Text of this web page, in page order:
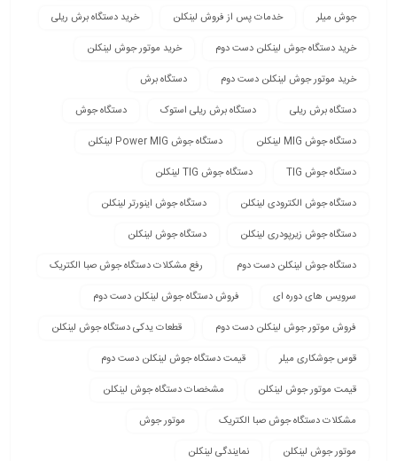
جوش میلر
خدمات پس از فروش لینکلن
خرید دستگاه برش ریلی
خرید دستگاه جوش لینکلن دست دوم
خرید موتور جوش لینکلن
خرید موتور جوش لینکلن دست دوم
دستگاه برش
دستگاه برش ریلی
دستگاه برش ریلی استوک
دستگاه جوش
دستگاه جوش MIG لینکلن
دستگاه جوش Power MIG لینکلن
دستگاه جوش TIG
دستگاه جوش TIG لینکلن
دستگاه جوش الکترودی لینکلن
دستگاه جوش اینورتر لینکلن
دستگاه جوش زیرپودری لینکلن
دستگاه جوش لینکلن
دستگاه جوش لینکلن دست دوم
رفع مشکلات دستگاه جوش صبا الکتریک
سرویس های دوره ای
فروش دستگاه جوش لینکلن دست دوم
فروش موتور جوش لینکلن دست دوم
قطعات یدکی دستگاه جوش لینکلن
قوس جوشکاری میلر
قیمت دستگاه جوش لینکلن دست دوم
قیمت موتور جوش لینکلن
مشخصات دستگاه جوش لینکلن
مشکلات دستگاه جوش صبا الکتریک
موتور جوش
موتور جوش لینکلن
نمایندگی لینکلن